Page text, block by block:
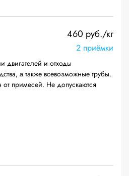
460 руб./кг
2 приёмки
двигателей и отходы
а также всевозможные трубы.
примесей. Не допускаются